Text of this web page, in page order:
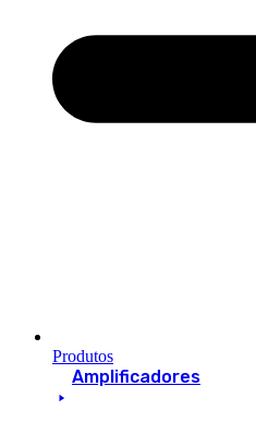
Produtos
Amplificadores